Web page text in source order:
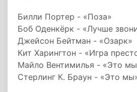
Билли Портер - «Поза»
Боб Оденкёрк - «Лучше
Джейсон Бейтман - «Озарк»
Кит Харингтон - «Игра
Майло Вентимилья - «Это
Стерлинг К. Браун - «Это